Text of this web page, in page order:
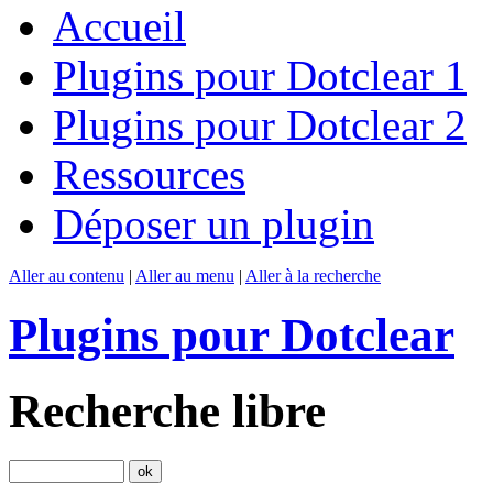
Accueil
Plugins pour Dotclear 1
Plugins pour Dotclear 2
Ressources
Déposer un plugin
Aller au contenu | Aller au menu | Aller à la recherche
Plugins pour Dotclear
Recherche libre